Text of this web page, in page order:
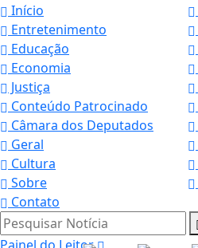
Início
Entretenimento
Educação
Economia
Justiça
Conteúdo Patrocinado
Câmara dos Deputados
Geral
Cultura
Sobre
Contato
Pesquisar Notícia